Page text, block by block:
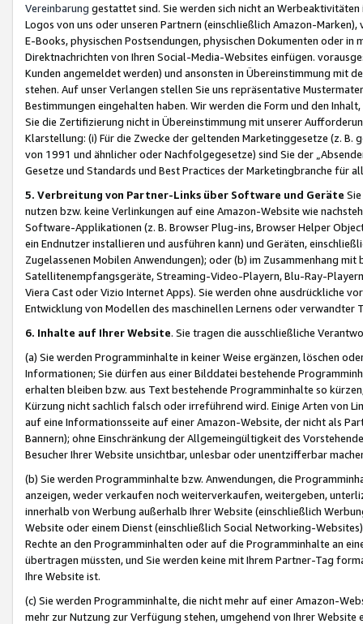
Vereinbarung gestattet sind. Sie werden sich nicht an
Logos von uns oder unseren Partnern (einschließlich Amazon-
E-Books, physischen Postsendungen, physischen Dokumenten oder in
Direktnachrichten von Ihren Social-Media-Websites einfügen.
Kunden angemeldet werden) und ansonsten in Übereinstimmung mit
stehen. Auf unser Verlangen stellen Sie uns repräsentative
Bestimmungen eingehalten haben. Wir werden die Form und den
Sie die Zertifizierung nicht in Übereinstimmung mit unserer
Klarstellung: (i) Für die Zwecke der geltenden Marketinggesetze (z. B.
von 1991 und ähnlicher oder Nachfolgegesetze) sind Sie der
Gesetze und Standards und Best Practices der Marketingbranche für
5. Verbreitung von Partner-Links über Software und Geräte
nutzen bzw. keine Verlinkungen auf eine Amazon-Website wie
Software-Applikationen (z. B. Browser Plug-ins, Browser Helper
ein Endnutzer installieren und ausführen kann) und Geräten,
Zugelassenen Mobilen Anwendungen); oder (b) im Zusammenhang
Satellitenempfangsgeräte, Streaming-Video-Playern, Blu-Ray-
Viera Cast oder Vizio Internet Apps). Sie werden ohne ausdrückliche
Entwicklung von Modellen des maschinellen Lernens oder
6. Inhalte auf Ihrer Website. Sie tragen die ausschließliche
(a) Sie werden Programminhalte in keiner Weise ergänzen, löschen
Informationen; Sie dürfen aus einer Bilddatei bestehende
erhalten bleiben bzw. aus Text bestehende Programminhalte so
Kürzung nicht sachlich falsch oder irreführend wird. Einige Arten von
auf eine Informationsseite auf einer Amazon-Website, der nicht als
Bannern); ohne Einschränkung der Allgemeingültigkeit des
Besucher Ihrer Website unsichtbar, unlesbar oder unentzifferbar
(b) Sie werden Programminhalte bzw. Anwendungen, die
anzeigen, weder verkaufen noch weiterverkaufen, weitergeben,
innerhalb von Werbung außerhalb Ihrer Website (einschließlich
Website oder einem Dienst (einschließlich Social Networking-
Rechte an den Programminhalten oder auf die Programminhalte an
übertragen müssten, und Sie werden keine mit Ihrem Partner-Tag
Ihre Website ist.
(c) Sie werden Programminhalte, die nicht mehr auf einer Amazon-
mehr zur Nutzung zur Verfügung stehen, umgehend von Ihrer